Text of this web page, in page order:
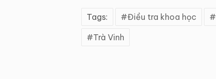
Tags: Điều tra khoa học
Trà Vinh